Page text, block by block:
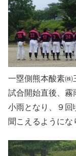
一塁側熊本酸素㈱
試合開始直後、霧
小雨となり、９回
聞こえるようにな